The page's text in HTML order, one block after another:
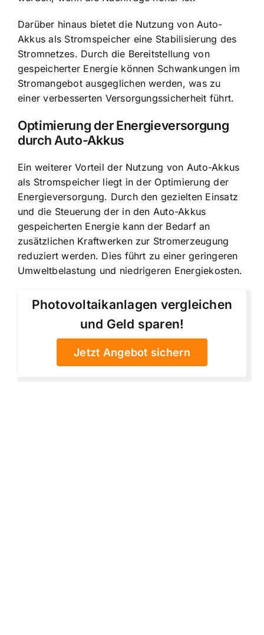
Darüber hinaus bietet die Nutzung von Auto-
Akkus als Stromspeicher eine Stabilisierung des
Stromnetzes. Durch die Bereitstellung von
gespeicherter Energie können Schwankungen im
Stromangebot ausgeglichen werden, was zu
einer verbesserten Versorgungssicherheit führt.
Optimierung der Energieversorgung
durch Auto-Akkus
Ein weiterer Vorteil der Nutzung von Auto-Akkus
als Stromspeicher liegt in der Optimierung der
Energieversorgung. Durch den gezielten Einsatz
und die Steuerung der in den Auto-Akkus
gespeicherten Energie kann der Bedarf an
zusätzlichen Kraftwerken zur Stromerzeugung
reduziert werden. Dies führt zu einer geringeren
Umweltbelastung und niedrigeren Energiekosten.
Photovoltaikanlagen vergleichen
und Geld sparen!
Jetzt Angebot sichern